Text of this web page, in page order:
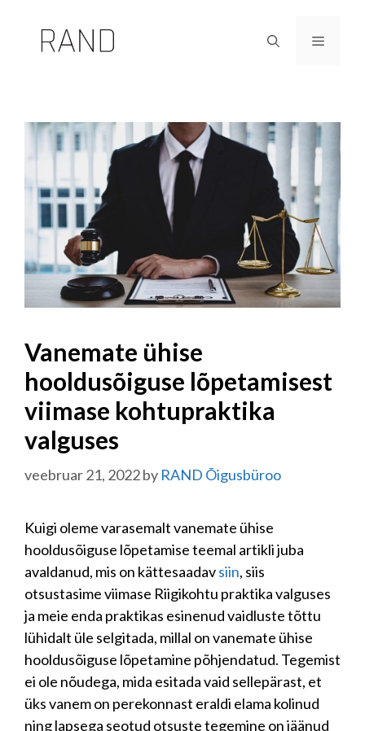
content
Menu
Vanemate ühise
hooldusõiguse lõpetamisest
viimase kohtupraktika
valguses
veebruar 21, 2022by RAND Õigusbüroo
Kuigi oleme varasemalt vanemate ühise
hooldusõiguse lõpetamise teemal artikli juba
avaldanud, mis on kättesaadavsiin, siis
otsustasime viimase Riigikohtu praktika valguses
ja meie enda praktikas esinenud vaidluste tõttu
lühidalt üle selgitada, millal on vanemate ühise
hooldusõiguse lõpetamine põhjendatud. Tegemist
ei ole nõudega, mida esitada vaid sellepärast, et
üks vanem on perekonnast eraldi elama kolinud
ning lapsega seotud otsuste tegemine on jäänud